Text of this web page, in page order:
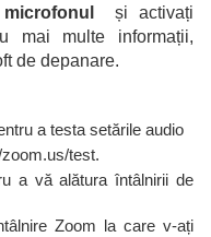
și activați
mai multe informații,
de depanare.
a testa setările audio
test.
a vă alătura întâlnirii de
Zoom la care v-ați